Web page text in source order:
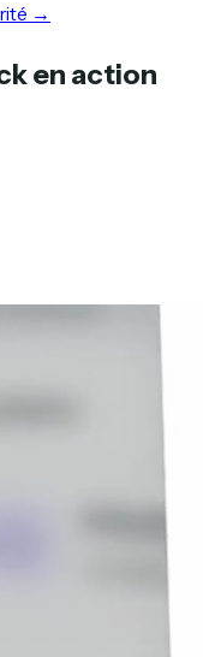
→
en action